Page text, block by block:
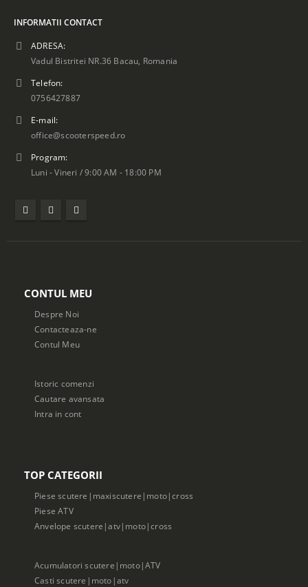
INFORMATII CONTACT
ADRESA:
Vadul Bistritei NR.36 Bacau, Romania
Telefon:
0756427887
E-mail:
office@scooterspeed.ro
Program:
Luni - Vineri / 9:00 AM - 18:00 PM
CONTUL MEU
Despre Noi
Contacteaza-ne
Contul Meu
Istoric comenzi
Cautare avansata
Intra in cont
TOP CATEGORII
Piese scutere|maxiscutere|moto|cross
Piese ATV
Anvelope scutere|atv|moto|cross
Acumulatori scutere|moto|ATV
Casti scutere|moto|atv